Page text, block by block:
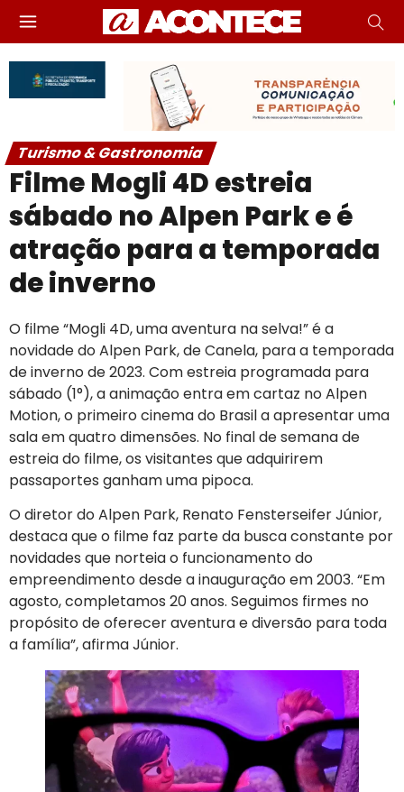
Turismo & Gastronomia
Filme Mogli 4D estreia
sábado no Alpen Park e é
atração para a temporada
de inverno
O filme “Mogli 4D, uma aventura na selva!” é a
novidade do Alpen Park, de Canela, para a temporada
de inverno de 2023. Com estreia programada para
sábado (1°), a animação entra em cartaz no Alpen
Motion, o primeiro cinema do Brasil a apresentar uma
sala em quatro dimensões. No final de semana de
estreia do filme, os visitantes que adquirirem
passaportes ganham uma pipoca.
O diretor do Alpen Park, Renato Fensterseifer Júnior,
destaca que o filme faz parte da busca constante por
novidades que norteia o funcionamento do
empreendimento desde a inauguração em 2003. “Em
agosto, completamos 20 anos. Seguimos firmes no
propósito de oferecer aventura e diversão para toda
a família”, afirma Júnior.